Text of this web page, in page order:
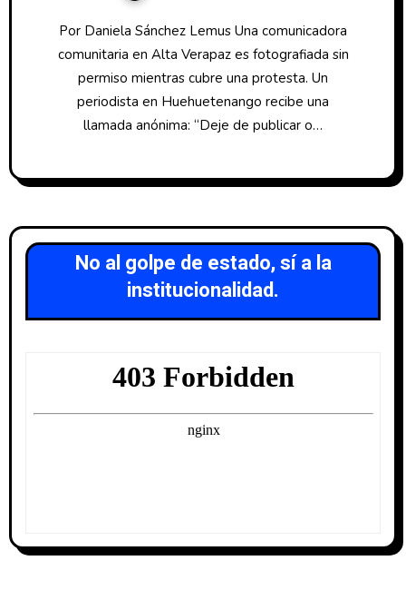
Por Daniela Sánchez Lemus Una comunicadora
comunitaria en Alta Verapaz es fotografiada sin
permiso mientras cubre una protesta. Un
periodista en Huehuetenango recibe una
llamada anónima: “Deje de publicar o…
No al golpe de estado, sí a la
institucionalidad.